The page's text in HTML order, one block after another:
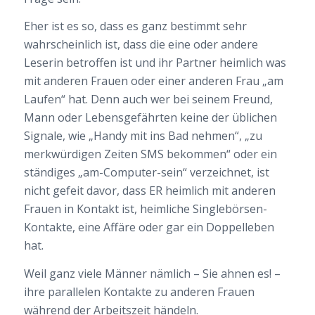
Eher ist es so, dass es ganz bestimmt sehr
wahrscheinlich ist, dass die eine oder andere
Leserin betroffen ist und ihr Partner heimlich was
mit anderen Frauen oder einer anderen Frau „am
Laufen“ hat. Denn auch wer bei seinem Freund,
Mann oder Lebensgefährten keine der üblichen
Signale, wie „Handy mit ins Bad nehmen“, „zu
merkwürdigen Zeiten SMS bekommen“ oder ein
ständiges „am-Computer-sein“ verzeichnet, ist
nicht gefeit davor, dass ER heimlich mit anderen
Frauen in Kontakt ist, heimliche Singlebörsen-
Kontakte, eine Affäre oder gar ein Doppelleben
hat.
Weil ganz viele Männer nämlich – Sie ahnen es! –
ihre parallelen Kontakte zu anderen Frauen
während der Arbeitszeit händeln.